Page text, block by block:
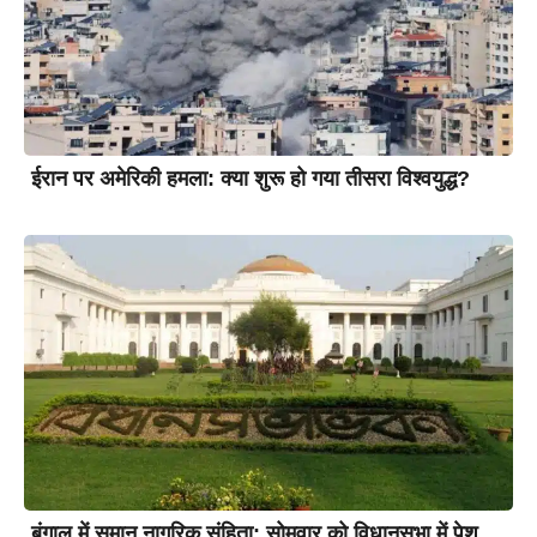
ईरान पर अमेरिकी हमला: क्या शुरू हो गया तीसरा विश्वयुद्ध?